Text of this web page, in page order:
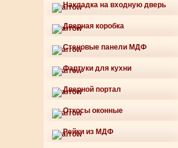
Накладка на входную дверь
Дверная коробка
Стеновые панели МДФ
Фартуки для кухни
Дверной портал
Откосы оконные
Рейки из МДФ